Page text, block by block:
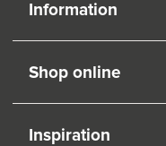
Information
Shop online
Inspiration